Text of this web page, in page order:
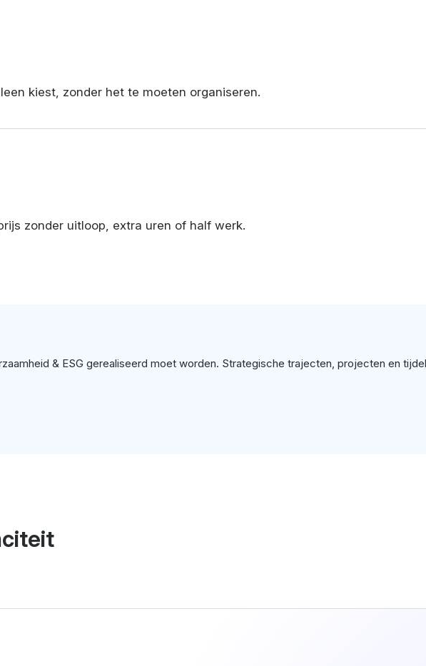
kiest, zonder het te moeten organiseren.
zonder uitloop, extra uren of half werk.
& ESG gerealiseerd moet worden. Strategische trajecten, projecten en